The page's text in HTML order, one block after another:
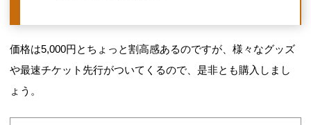
価格は5,000円とちょっと割高感あるのですが、様々なグッズ
や最速チケット先行がついてくるので、是非とも購入しまし
ょう。